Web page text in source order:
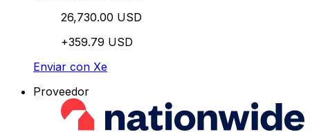
26,730.00 USD
+359.79 USD
Enviar con Xe
Proveedor